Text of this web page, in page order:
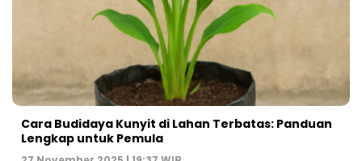
Cara Budidaya Kunyit di Lahan Terbatas: Panduan
Lengkap untuk Pemula